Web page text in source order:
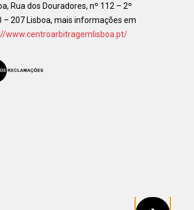
Rua dos Douradores, nº 112 – 2º
– 207 Lisboa, mais informações em
www.centroarbitragemlisboa.pt/